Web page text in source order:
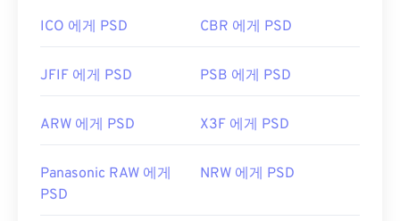
ICO 에게 PSD CBR 에게 PSD
JFIF 에게 PSD PSB 에게 PSD
ARW 에게 PSD X3F 에게 PSD
Panasonic RAW 에게
PSD
NRW 에게 PSD